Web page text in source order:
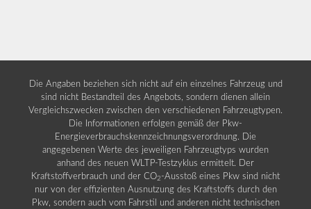
Die Angaben beziehen sich nicht auf ein einzelnes Fahrzeug und
sind nicht Bestandteil des Angebots, sondern dienen allein
Vergleichszwecken zwischen den verschiedenen Fahrzeugtypen.
Die Informationen erfolgen gemäß der Pkw-
Energieverbrauchskennzeichnungsverordnung. Die
angegebenen Werte des jeweiligen Fahrzeugtyps wurden
anhand des neuen WLTP-Testzyklus ermittelt. Der
Kraftstoffverbrauch und der CO2 -Ausstoß eines Pkw sind nicht
nur von der effizienten Ausnutzung des Kraftstoffs durch den
Pkw, sondern auch vom Fahrstil und anderen nicht technischen